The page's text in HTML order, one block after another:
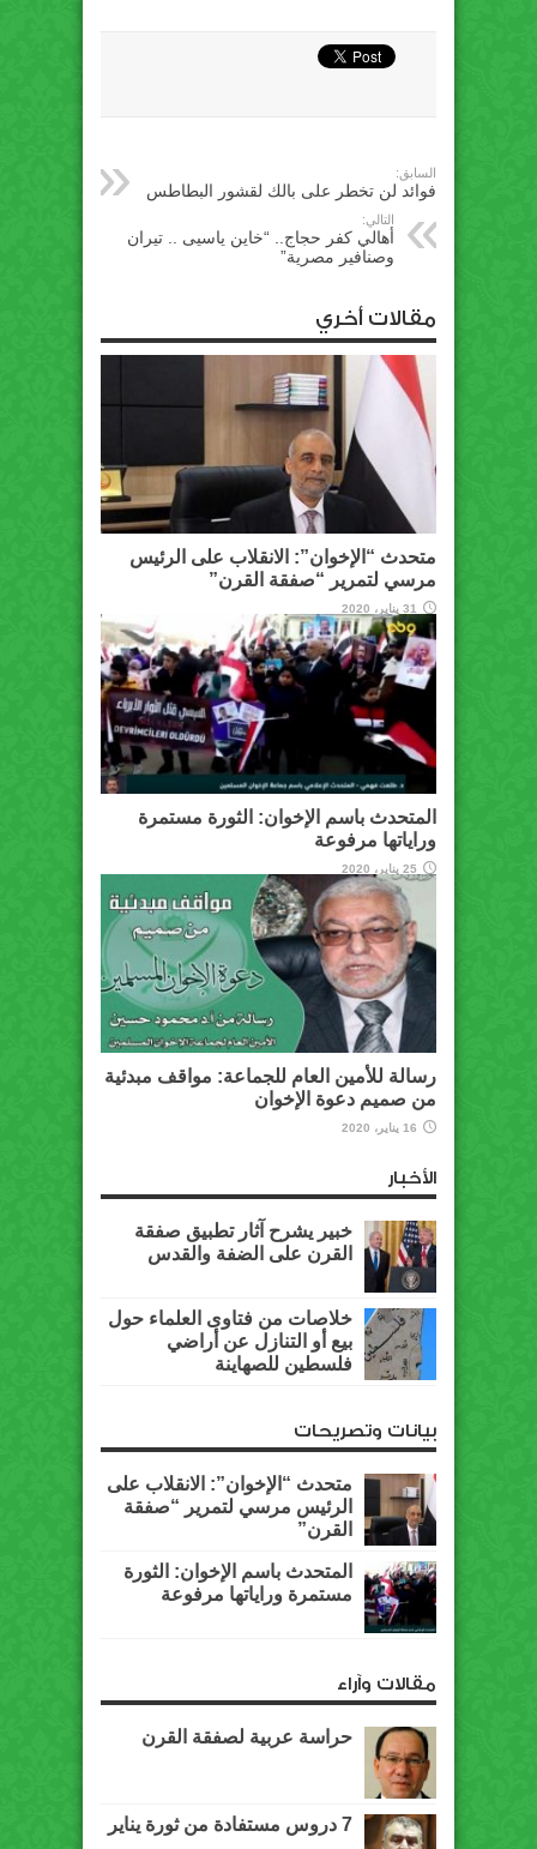
السابق:
فوائد لن تخطر على بالك لقشور البطاطس
التالي:
أهالي كفر حجاج.. “خاين ياسيى .. تيران
وصنافير مصرية”
مقالات أخري
متحدث “الإخوان”: الانقلاب على الرئيس
مرسي لتمرير “صفقة القرن”
31 يناير، 2020
المتحدث باسم الإخوان: الثورة مستمرة
وراياتها مرفوعة
25 يناير، 2020
رسالة للأمين العام للجماعة: مواقف مبدئية
من صميم دعوة الإخوان
16 يناير، 2020
الأخبار
خبير يشرح آثار تطبيق صفقة
القرن على الضفة والقدس
خلاصات من فتاوى العلماء حول
بيع أو التنازل عن أراضي
فلسطين للصهاينة
بيانات وتصريحات
متحدث “الإخوان”: الانقلاب على
الرئيس مرسي لتمرير “صفقة
القرن”
المتحدث باسم الإخوان: الثورة
مستمرة وراياتها مرفوعة
مقالات وآراء
حراسة عربية لصفقة القرن
7 دروس مستفادة من ثورة يناير